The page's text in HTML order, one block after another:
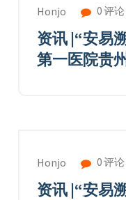
Honjo 0 评论
资讯 |“安易
第一医院贵
Honjo 0 评论
资讯 |“安易